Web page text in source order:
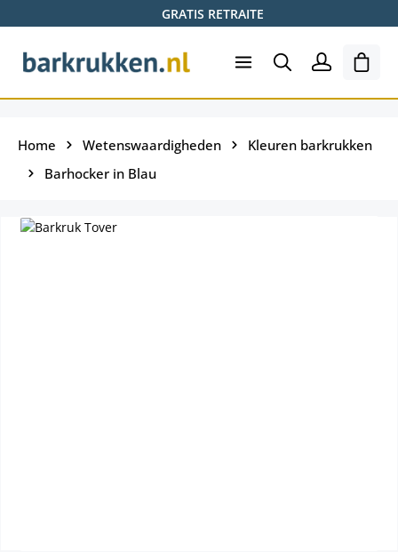
GRATIS RETRAITE
Home Wetenswaardigheden
Kleuren barkrukken
Barhocker in Blau